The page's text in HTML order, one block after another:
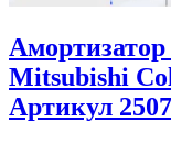
Mitsubishi
Артикул